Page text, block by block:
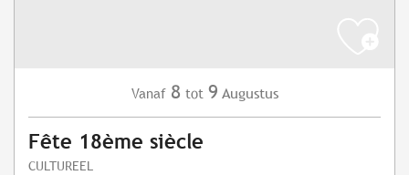
Vanaf 8 tot 9 Augustus
Fête 18ème siècle
CULTUREEL